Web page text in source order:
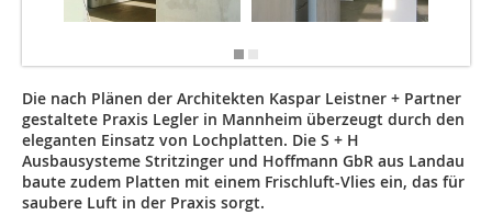
Die nach Plänen der Architekten Kaspar Leistner + Partner
gestaltete Praxis Legler in Mannheim überzeugt durch den
eleganten Einsatz von Lochplatten. Die S + H
Ausbausysteme Stritzinger und Hoffmann GbR aus Landau
baute zudem Platten mit einem Frischluft-Vlies ein, das für
saubere Luft in der Praxis sorgt.